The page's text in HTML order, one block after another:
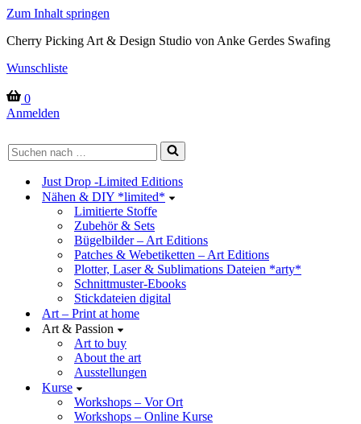
Zum Inhalt springen
Cherry Picking Art & Design Studio von Anke Gerdes Swafing
Wunschliste
Warenkorb
0
Anmelden
Suchen
nach …
Just Drop -Limited Editions
Nähen & DIY *limited*
Limitierte Stoffe
Zubehör & Sets
Bügelbilder – Art Editions
Patches & Webetiketten – Art Editions
Plotter, Laser & Sublimations Dateien *arty*
Schnittmuster-Ebooks
Stickdateien digital
Art – Print at home
Art & Passion
Art to buy
About the art
Ausstellungen
Kurse
Workshops – Vor Ort
Workshops – Online Kurse